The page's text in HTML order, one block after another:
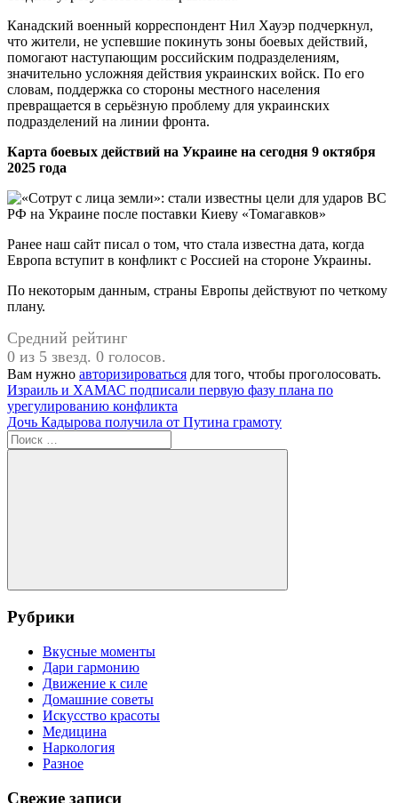
Канадский военный корреспондент Нил Хауэр подчеркнул,
что жители, не успевшие покинуть зоны боевых действий,
помогают наступающим российским подразделениям,
значительно усложняя действия украинских войск. По его
словам, поддержка со стороны местного населения
превращается в серьёзную проблему для украинских
подразделений на линии фронта.
Карта боевых действий на Украине на сегодня 9 октября
2025 года
Ранее наш сайт писал о том, что стала известна дата, когда
Европа вступит в конфликт с Россией на стороне Украины.
По некоторым данным, страны Европы действуют по четкому
плану.
Средний рейтинг
0 из 5 звезд. 0 голосов.
Вам нужно авторизироваться для того, чтобы проголосовать.
Навигация
по
записям
Предыдущая
запись:
Израиль и ХАМАС подписали первую фазу плана по
урегулированию конфликта
Следующая
запись:
Дочь Кадырова получила от Путина грамоту
Поиск
для:
Поиск
Рубрики
Вкусные моменты
Дари гармонию
Движение к силе
Домашние советы
Искусство красоты
Медицина
Наркология
Разное
Свежие записи